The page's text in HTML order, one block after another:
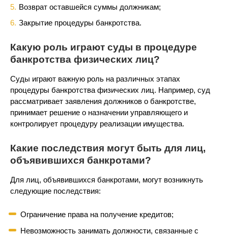
Возврат оставшейся суммы должникам;
Закрытие процедуры банкротства.
Какую роль играют суды в процедуре
банкротства физических лиц?
Суды играют важную роль на различных этапах
процедуры банкротства физических лиц. Например, суд
рассматривает заявления должников о банкротстве,
принимает решение о назначении управляющего и
контролирует процедуру реализации имущества.
Какие последствия могут быть для лиц,
объявившихся банкротами?
Для лиц, объявившихся банкротами, могут возникнуть
следующие последствия:
Ограничение права на получение кредитов;
Невозможность занимать должности, связанные с